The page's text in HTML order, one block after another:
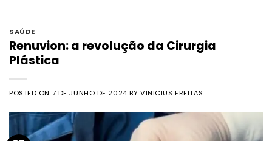
SAÚDE
Renuvion: a revolução da Cirurgia
Plástica
POSTED ON 7 DE JUNHO DE 2024 BY VINICIUS FREITAS